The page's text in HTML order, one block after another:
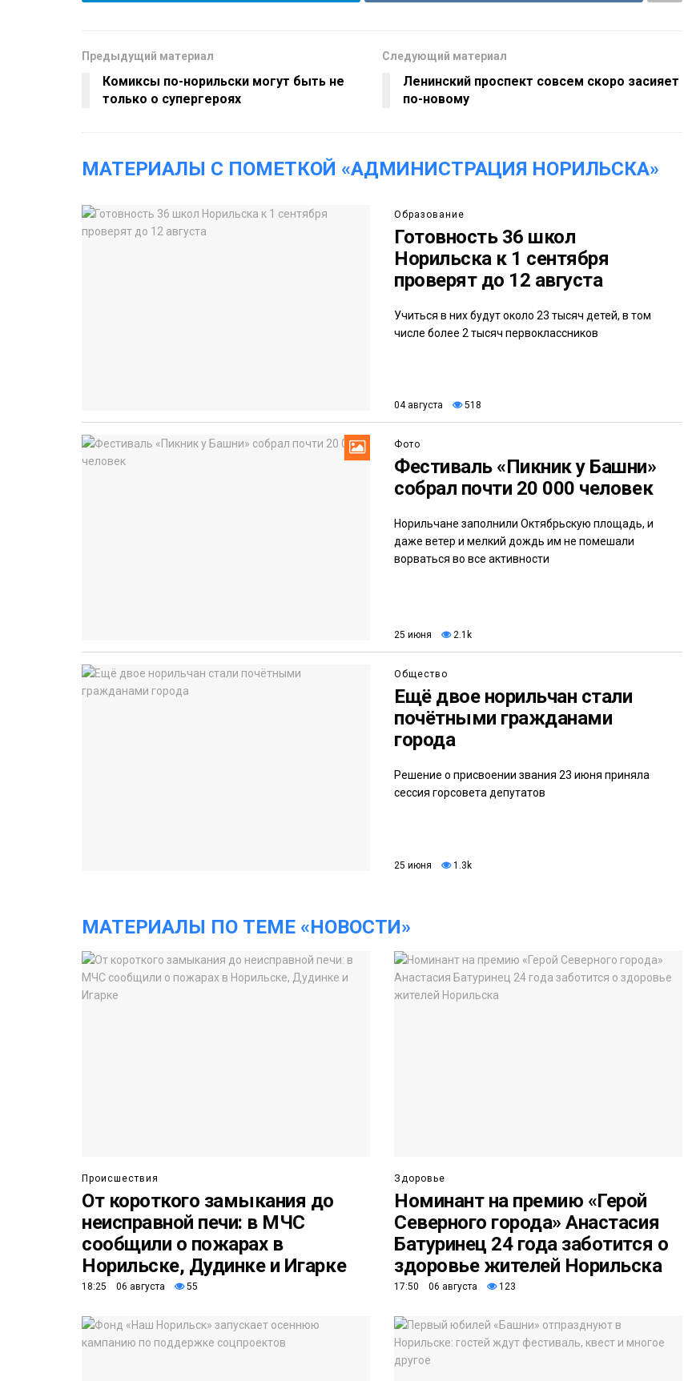
Предыдущий материал
Комиксы по-норильски могут быть не
только о супергероях
Следующий материал
Ленинский проспект совсем скоро засияет
по-новому
МАТЕРИАЛЫ С ПОМЕТКОЙ «АДМИНИСТРАЦИЯ НОРИЛЬСКА»
Образование
Готовность 36 школ
Норильска к 1 сентября
проверят до 12 августа
Учиться в них будут около 23 тысяч детей, в том
числе более 2 тысяч первоклассников
04 августа 518
Фото
Фестиваль «Пикник у Башни»
собрал почти 20 000 человек
Норильчане заполнили Октябрьскую площадь, и
даже ветер и мелкий дождь им не помешали
ворваться во все активности
25 июня 2.1k
Общество
Ещё двое норильчан стали
почётными гражданами
города
Решение о присвоении звания 23 июня приняла
сессия горсовета депутатов
25 июня 1.3k
МАТЕРИАЛЫ ПО ТЕМЕ «НОВОСТИ»
Происшествия
От короткого замыкания до
неисправной печи: в МЧС
сообщили о пожарах в
Норильске, Дудинке и Игарке
18:25 06 августа 55
Здоровье
Номинант на премию «Герой
Северного города» Анастасия
Батуринец 24 года заботится о
здоровье жителей Норильска
17:50 06 августа 123